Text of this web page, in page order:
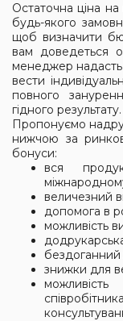
Остаточна ціна
будь-якого
щоб визначити
вам доведеться
менеджер
вести
повного
гідного результату.
Пропонуємо
нижчою за
бонуси:
вся
величезний
допомога в
можливість
бездоганний
знижки для